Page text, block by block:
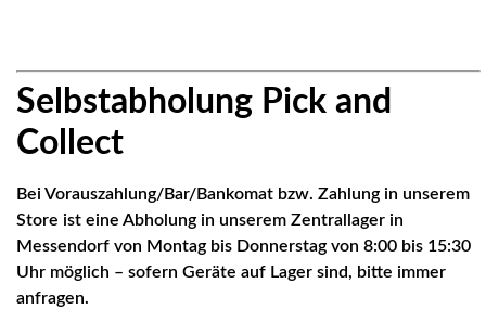
Selbstabholung Pick and
Collect
Bei Vorauszahlung/Bar/Bankomat bzw. Zahlung in unserem
Store ist eine Abholung in unserem Zentrallager in
Messendorf von Montag bis Donnerstag von 8:00 bis 15:30
Uhr möglich – sofern Geräte auf Lager sind, bitte immer
anfragen.